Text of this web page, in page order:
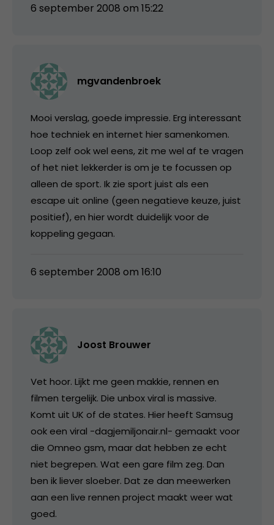
6 september 2008 om 15:22
mgvandenbroek
Mooi verslag, goede impressie. Erg interessant
hoe techniek en internet hier samenkomen.
Loop zelf ook wel eens, zit me wel af te vragen
of het niet lekkerder is om je te focussen op
alleen de sport. Ik zie sport juist als een
escape uit online (geen negatieve keuze, juist
positief), en hier wordt duidelijk voor de
koppeling gegaan.
6 september 2008 om 16:10
Joost Brouwer
Vet hoor. Lijkt me geen makkie, rennen en
filmen tergelijk. Die unbox viral is massive.
Komt uit UK of de states. Hier heeft Samsug
ook een viral -dagjemiljonair.nl- gemaakt voor
die Omneo gsm, maar dat hebben ze echt
niet begrepen. Wat een gare film zeg. Dan
ben ik liever sloeber. Dat ze dan meewerken
aan een live rennen project maakt weer wat
goed.